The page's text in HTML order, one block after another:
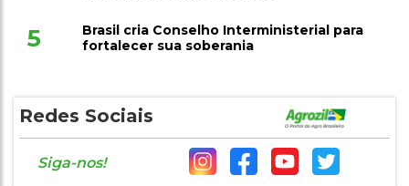
5
Brasil cria Conselho Interministerial para
fortalecer sua soberania
Redes Sociais
Siga-nos!